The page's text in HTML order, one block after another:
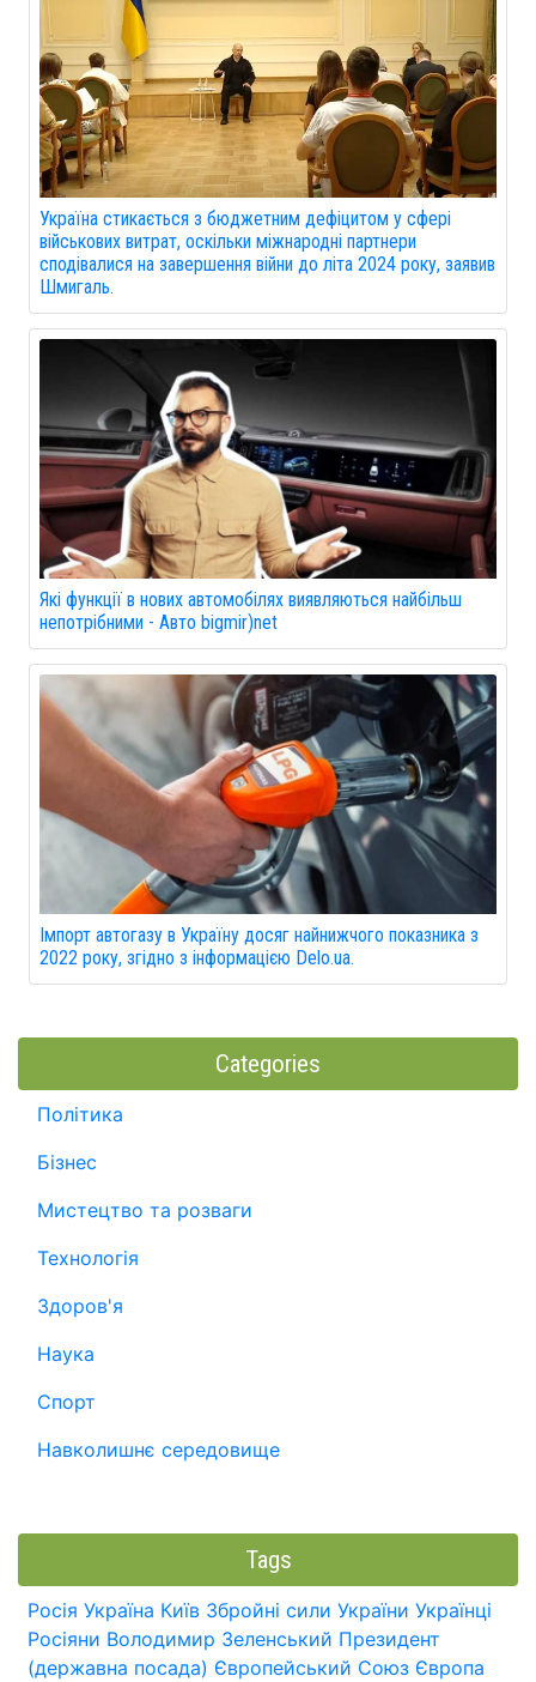
Україна стикається з бюджетним дефіцитом у сфері
військових витрат, оскільки міжнародні партнери
сподівалися на завершення війни до літа 2024 року, заявив
Шмигаль.
Які функції в нових автомобілях виявляються найбільш
непотрібними - Авто bigmir)net
Імпорт автогазу в Україну досяг найнижчого показника з
2022 року, згідно з інформацією Delo.ua.
Categories
Політика
Бізнес
Мистецтво та розваги
Технологія
Здоров'я
Наука
Спорт
Навколишнє середовище
Tags
Росія Україна Київ Збройні сили України Українці
Росіяни Володимир Зеленський Президент
(державна посада) Європейський Союз Європа